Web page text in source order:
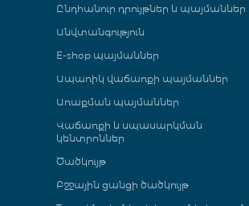
Ընդհանուր դրույթներ և պայմաններ
Անվտանգություն
E-shop պայմաններ
Ապառիկ վաճառքի պայմաններ
Առաքման պայմաններ
Վաճառքի և սպասարկման
կենտրոններ
Ծածկույթ
Բջջային ցանցի ծածկույթ